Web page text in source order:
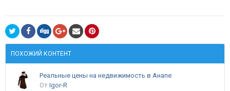
ПОХОЖИЙ КОНТЕНТ
Реальные цены на недвижимость в Анапе
От Igor-R